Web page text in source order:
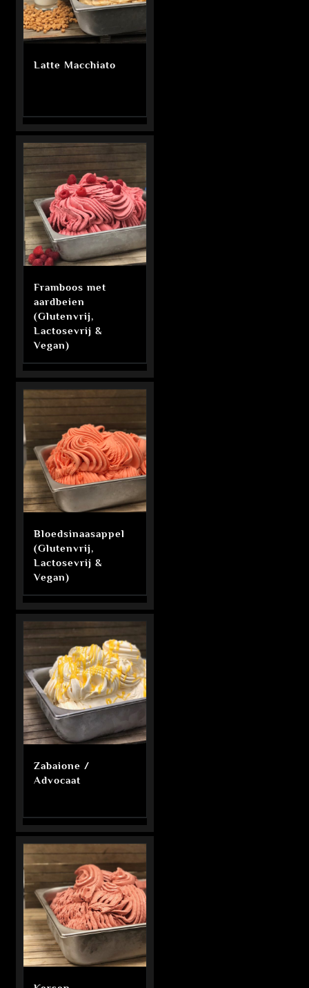
Latte Macchiato
Framboos met
aardbeien
(Glutenvrij,
Lactosevrij &
Vegan)
Bloedsinaasappel
(Glutenvrij,
Lactosevrij &
Vegan)
Zabaione /
Advocaat